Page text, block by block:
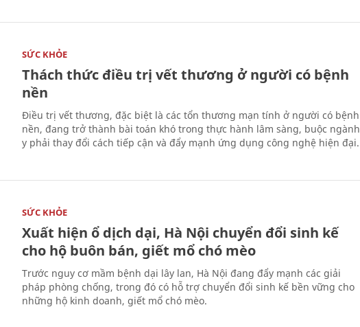
SỨC KHỎE
Thách thức điều trị vết thương ở người có bệnh
nền
Điều trị vết thương, đặc biệt là các tổn thương mạn tính ở người có bệnh
nền, đang trở thành bài toán khó trong thực hành lâm sàng, buộc ngành
y phải thay đổi cách tiếp cận và đẩy mạnh ứng dụng công nghệ hiện đại.
SỨC KHỎE
Xuất hiện ổ dịch dại, Hà Nội chuyển đổi sinh kế
cho hộ buôn bán, giết mổ chó mèo
Trước nguy cơ mầm bệnh dại lây lan, Hà Nội đang đẩy mạnh các giải
pháp phòng chống, trong đó có hỗ trợ chuyển đổi sinh kế bền vững cho
những hộ kinh doanh, giết mổ chó mèo.